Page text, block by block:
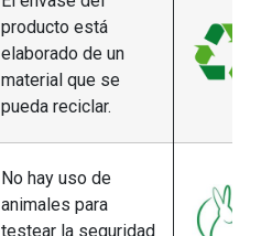
producto está
elaborado de un
material que se
pueda reciclar.
No hay uso de
animales para
testear la seguridad